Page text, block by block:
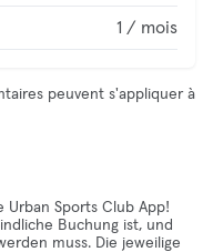
1 / mois
peuvent s'appliquer à
Sports Club App!
Buchung ist, und
muss. Die jeweilige